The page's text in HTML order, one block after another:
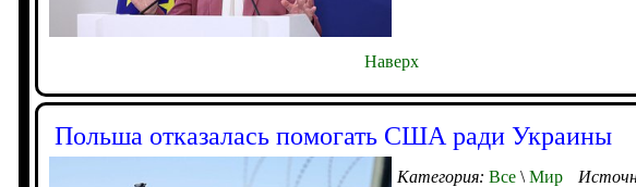
Наверх
Польша отказалась помогать США ради Украины
Категория: Все \ Мир